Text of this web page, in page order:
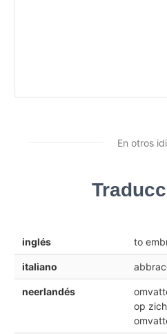
En otros
inglés to
italiano
neerlandés
op